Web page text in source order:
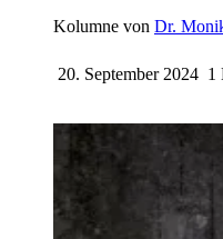
Kolumne von Dr.
20. September 2024 1